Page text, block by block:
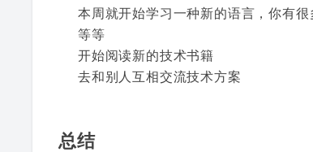
本周就开始学习一种新的语言，你有
等等
开始阅读新的技术书籍
去和别人互相交流技术方案
总结